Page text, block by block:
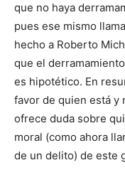
que no haya
pues ese mismo
hecho a Roberto
que el
es hipotético. En
favor de quien está y
ofrece duda sobre
moral (como ahora
de un delito) de este